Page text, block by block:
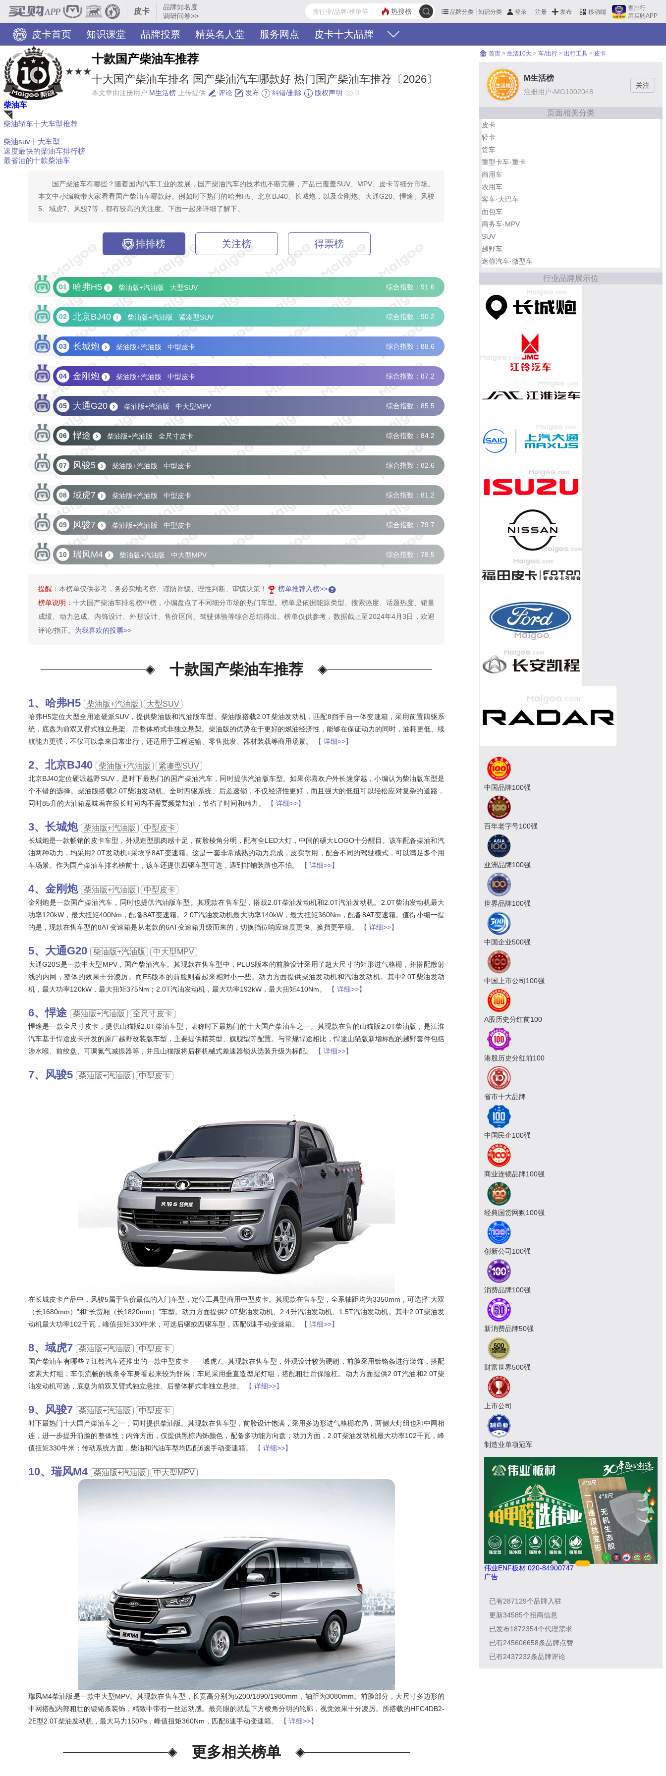
皮卡
品牌知名度
调研问卷>>
品牌分类 知识分类 登录 注册 发布 移动端
查排行
用买购APP
热搜榜
皮卡首页 知识课堂 品牌投票 精英名人堂 服务网点 皮卡十大品牌
★★★
十款国产柴油车推荐
十大国产柴油车排名 国产柴油汽车哪款好 热门国产柴油车推荐〔2026〕
本文章由注册用户 M生活榜 上传提供 评论 发布 纠错/删除 版权声明 0
柴油车
柴油轿车十大车型推荐
柴油suv十大车型
速度最快的柴油车排行榜
最省油的十款柴油车
国产柴油车有哪些？随着国内汽车工业的发展，国产柴油汽车的技术也不断完善，产品已覆盖SUV、MPV、皮卡等细分市场。
本文中小编就带大家看看国产柴油车哪款好。例如时下热门的哈弗H5、北京BJ40、长城炮，以及金刚炮、大通G20、悍途、风骏
5、域虎7、风骏7等，都有较高的关注度。下面一起来详细了解下。
排排榜 关注榜 得票榜
01 哈弗H5 柴油版+汽油版 大型SUV 综合指数：91.6
02 北京BJ40 柴油版+汽油版 紧凑型SUV 综合指数：90.2
03 长城炮 柴油版+汽油版 中型皮卡 综合指数：88.6
04 金刚炮 柴油版+汽油版 中型皮卡 综合指数：87.2
05 大通G20 柴油版+汽油版 中大型MPV 综合指数：85.5
06 悍途 柴油版+汽油版 全尺寸皮卡 综合指数：84.2
07 风骏5 柴油版+汽油版 中型皮卡 综合指数：82.6
08 域虎7 柴油版+汽油版 中型皮卡 综合指数：81.2
09 风骏7 柴油版+汽油版 中型皮卡 综合指数：79.7
10 瑞风M4 柴油版+汽油版 中大型MPV 综合指数：78.5
01 北京BJ40
风骏5
长城炮
金刚炮
风骏7
提醒： 本榜单仅供参考，务必实地考察、谨防诈骗、理性判断、审慎决策！
榜单推荐入榜>>
榜单说明：十大国产柴油车排名榜中榜，小编盘点了不同细分市场的热门车型。榜单是依据能源类型、搜索热度、话题热度、销量
成绩、动力总成、内饰设计、外形设计、售价区间、驾驶体验等综合总结得出。榜单仅供参考，数据截止至2024年4月3日，欢迎
评论/指正。 为我喜欢的投票>>
十款国产柴油车推荐
哈弗H5 柴油版+汽油版 大型SUV
哈弗H5定位大型全用途硬派SUV，提供柴油版和汽油版车型。柴油版搭载2.0T柴油发动机，匹配8挡手自一体变速箱，采用前置四驱系
统，底盘为前双叉臂式独立悬架、后整体桥式非独立悬架。柴油版的优势在于更好的燃油经济性，能够在保证动力的同时，油耗更低、续
航能力更强，不仅可以拿来日常出行，还适用于工程运输、零售批发、器材装载等商用场景。
【 详细>>】
北京BJ40 柴油版+汽油版 紧凑型SUV
北京BJ40定位硬派越野SUV，是时下最热门的国产柴油汽车，同时提供汽油版车型。如果你喜欢户外长途穿越，小编认为柴油版车型是
个不错的选择。柴油版搭载2.0T柴油发动机、全时四驱系统、后差速锁，不仅经济性更好，而且强大的低扭可以轻松应对复杂的道路，
同时85升的大油箱意味着在很长时间内不需要频繁加油，节省了时间和精力。
【 详细>>】
长城炮 柴油版+汽油版 中型皮卡
长城炮是一款畅销的皮卡车型，外观造型肌肉感十足，前脸棱角分明，配有全LED大灯，中间的硕大LOGO十分醒目。该车配备柴油和汽
油两种动力，均采用2.0T发动机+采埃孚8AT变速箱。这是一套非常成熟的动力总成，皮实耐用，配合不同的驾驶模式，可以满足多个用
车场景。作为国产柴油车排名榜前十，该车还提供四驱车型可选，遇到非铺装路也不怕。
【 详细>>】
金刚炮 柴油版+汽油版 中型皮卡
金刚炮是一款国产柴油汽车，同时也提供汽油版车型。其现款在售车型，搭载2.0T柴油发动机和2.0T汽油发动机。2.0T柴油发动机最大
功率120kW，最大扭矩400Nm，配备8AT变速箱。2.0T汽油发动机最大功率140kW，最大扭矩360Nm，配备8AT变速箱。值得小编一提
的是，现款在售车型的8AT变速箱是从老款的6AT变速箱升级而来的，切换挡位响应速度更快、换挡更平顺。
【 详细>>】
大通G20 柴油版+汽油版 中大型MPV
大通G20S是一款中大型MPV，国产柴油汽车。其现款在售车型中，PLUS版本的前脸设计采用了超大尺寸的矩形进气格栅，并搭配散射
线的内网，整体的效果十分凌厉。而ES版本的前脸则看起来相对小一些。动力方面提供柴油发动机和汽油发动机。其中2.0T柴油发动
机，最大功率120kW，最大扭矩375Nm；2.0T汽油发动机，最大功率192kW，最大扭矩410Nm。
【 详细>>】
悍途 柴油版+汽油版 全尺寸皮卡
悍途是一款全尺寸皮卡，提供山猫版2.0T柴油车型，堪称时下最热门的十大国产柴油车之一。其现款在售的山猫版2.0T柴油版，是江淮
汽车基于悍途皮卡开发的原厂越野改装版车型，主要提供精英型、旗舰型等配置。与常规悍途相比，悍途山猫版新增标配的越野套件包括
涉水喉、前绞盘、可调氮气减振器等，并且山猫版将后桥机械式差速器锁从选装升级为标配。
【 详细>>】
风骏5 柴油版+汽油版 中型皮卡
在长城皮卡产品中，风骏5属于售价最低的入门车型，定位工具型商用中型皮卡。其现款在售车型，全系轴距均为3350mm，可选择“大双
（长1680mm）”和“长货厢（长1820mm）”车型。动力方面提供2.0T柴油发动机、2.4升汽油发动机、1.5T汽油发动机。其中2.0T柴油发
动机最大功率102千瓦，峰值扭矩330牛米，可选后驱或四驱车型，匹配6速手动变速箱。
【 详细>>】
域虎7 柴油版+汽油版 中型皮卡
国产柴油车有哪些？江铃汽车还推出的一款中型皮卡——域虎7。其现款在售车型，外观设计较为硬朗，前脸采用镀铬条进行装饰，搭配
卤素大灯组；车侧流畅的线条令车身看起来较为舒展；车尾采用垂直造型尾灯组，搭配粗壮后保险杠。动力方面提供2.0T汽油和2.0T柴
油发动机可选，底盘为前双叉臂式独立悬挂、后整体桥式非独立悬挂。
【 详细>>】
风骏7 柴油版+汽油版 中型皮卡
时下最热门十大国产柴油车之一，同时提供柴油版。其现款在售车型，前脸设计饱满，采用多边形进气格栅布局，两侧大灯组也和中网相
连，进一步提升前脸的整体性；内饰方面，仅提供黑棕内饰颜色，配备多功能方向盘；动力方面，2.0T柴油发动机最大功率102千瓦，峰
值扭矩330牛米；传动系统方面，柴油和汽油车型均匹配6速手动变速箱。
【 详细>>】
瑞风M4 柴油版+汽油版 中大型MPV
瑞风M4柴油版是一款中大型MPV。其现款在售车型，长宽高分别为5200/1890/1980mm，轴距为3080mm。前脸部分，大尺寸多边形的
中网搭配内部粗壮的镀铬条装饰，精致中带有一丝运动感。最亮眼的就是下方棱角分明的轮廓，视觉效果十分凌厉。所搭载的HFC4DB2-
2E型2.0T柴油发动机，最大马力150Ps，峰值扭矩360Nm，匹配6速手动变速箱。
【 详细>>】
更多相关榜单
首页 > 生活10大 > 车/出行 > 出行工具 > 皮卡
M生活榜
注册用户-MG1002048
页面相关分类
皮卡
轻卡
货车
重型卡车·重卡
商用车
农用车
客车·大巴车
面包车
商务车·MPV
SUV
越野车
迷你汽车·微型车
行业品牌展示位
中国品牌100强
百年老字号100强
亚洲品牌100强
世界品牌100强
中国企业500强
中国上市公司100强
A股历史分红前100
港股历史分红前100
省市十大品牌
中国民企100强
商业连锁品牌100强
经典国货网购100强
创新公司100强
消费品牌100强
新消费品牌50强
财富世界500强
上市公司
制造业单项冠军
肯帝亚KENTIER 4006-026-011 亚通Aton 400-636-1218
伟业ENF板材 020-84900747
广告
已有287129个品牌入驻
更新34585个招商信息
已发布1872354个代理需求
已有245606658条品牌点赞
已有2437232条品牌评论